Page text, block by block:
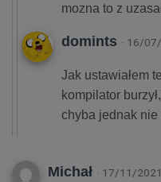
mozna to z
domints · 16/
Jak ustawiałem
kompilator
chyba jednak
Michał · 17/11/